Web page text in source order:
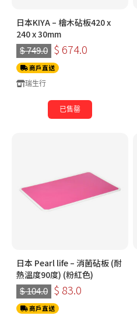
日本KIYA – 檜木砧板420 x
240 x 30mm
$ 749.0 $ 674.0
商戶直送
瑞生行
已售罄
日本 Pearl life – 消菌砧板 (耐
熱溫度90度) (粉紅色)
$ 104.0 $ 83.0
商戶直送